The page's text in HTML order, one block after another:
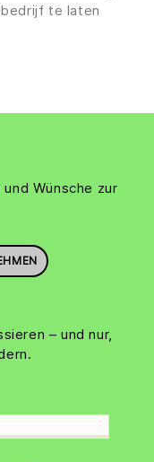
te laten
Wünsche zur
– und nur,